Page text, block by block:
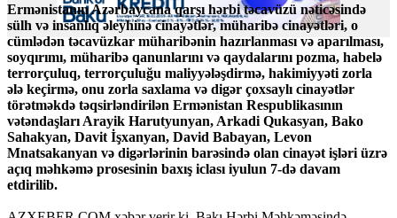
Ermənistanın Azərbaycana qarşı hərbi təcavüzü nəticəsində
sülh və insanlıq əleyhinə cinayətlər, müharibə cinayətləri, o
cümlədən təcavüzkar müharibənin hazırlanması və aparılması,
soyqırımı, müharibə qanunlarını və qaydalarını pozma, habelə
terrorçuluq, terrorçuluğu maliyyələşdirmə, hakimiyyəti zorla
ələ keçirmə, onu zorla saxlama və digər çoxsaylı cinayətlər
törətməkdə təqsirləndirilən Ermənistan Respublikasının
vətəndaşları Arayik Harutyunyan, Arkadi Qukasyan, Bako
Sahakyan, Davit İşxanyan, David Babayan, Levon
Mnatsakanyan və digərlərinin barəsində olan cinayət işləri üzrə
açıq məhkəmə prosesinin baxış iclası iyulun 7-də davam
etdirilib.